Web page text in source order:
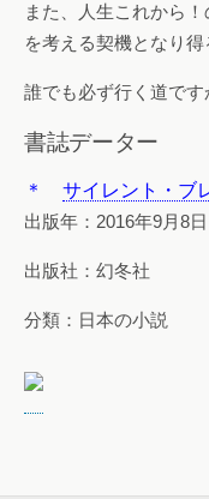
また、人生これから
を考える契機となり得
誰でも必ず行く道です
書誌データー
＊ サイレント・ブ
出版年：2016年9月8日
出版社：幻冬社
分類：日本の小説